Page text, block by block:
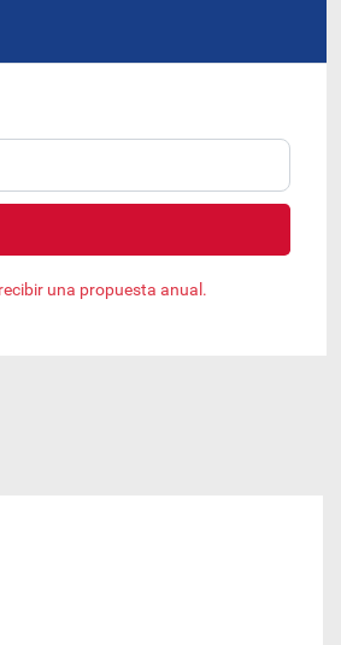
una propuesta anual.